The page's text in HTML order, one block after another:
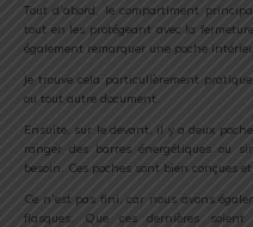
Tout d’abord, le compartiment
tout en les protégeant avec la
également remarquer une poche
Je trouve cela particulièrement
ou tout autre document.
Ensuite, sur le devant, il y a deux
ranger des barres énergétiques ou
besoin. Ces poches sont bien conçues
Ce n’est pas fini, car nous avons
flasques. Que ces dernières